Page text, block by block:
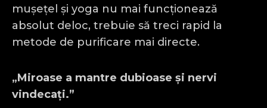
mușețel și yoga nu mai funcționează
absolut deloc, trebuie să treci rapid la
metode de purificare mai directe.
„Miroase a mantre dubioase și nervi
vindecați.”